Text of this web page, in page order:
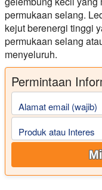
permukaan selang.
kejut berenergi tinggi
permukaan selang
menyeluruh.
Permintaan
Alamat email (wajib)
Produk atau Interes